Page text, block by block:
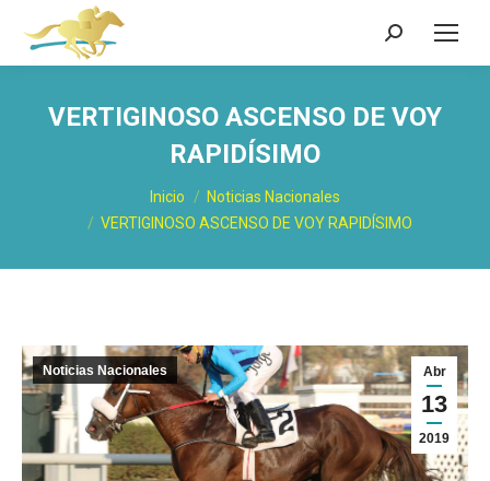
Buscar:
VERTIGINOSO ASCENSO DE VOY
RAPIDÍSIMO
Inicio
Noticias Nacionales
VERTIGINOSO ASCENSO DE VOY RAPIDÍSIMO
Abr
13
2019
Noticias Nacionales